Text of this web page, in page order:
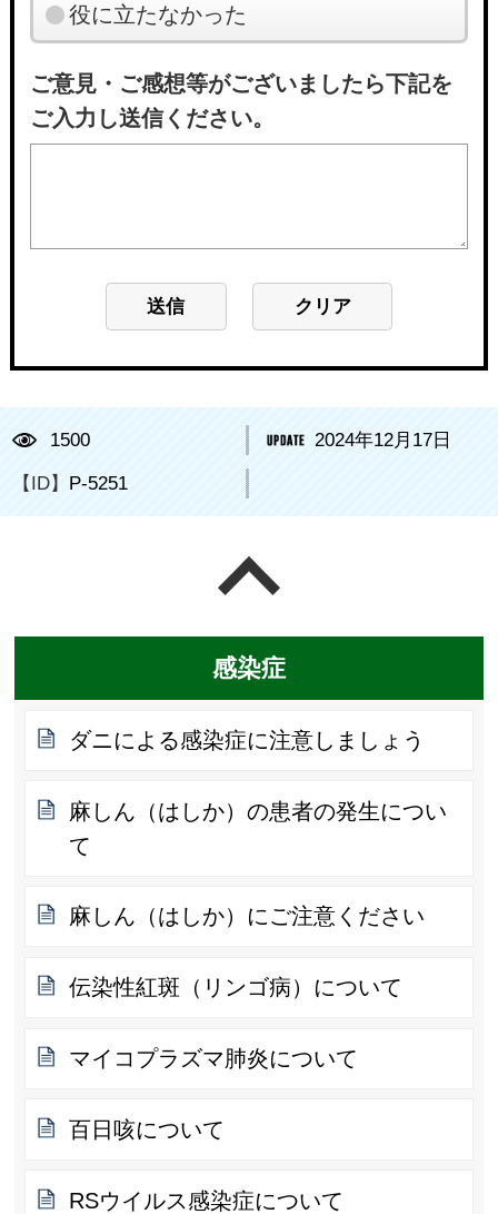
役に立たなかった
ご意見・ご感想等がございましたら下記を
ご入力し送信ください。
1500 2024年12月17日
【ID】 P-5251
感染症
ダニによる感染症に注意しましょう
麻しん（はしか）の患者の発生につい
て
麻しん（はしか）にご注意ください
伝染性紅斑（リンゴ病）について
マイコプラズマ肺炎について
百日咳について
RSウイルス感染症について